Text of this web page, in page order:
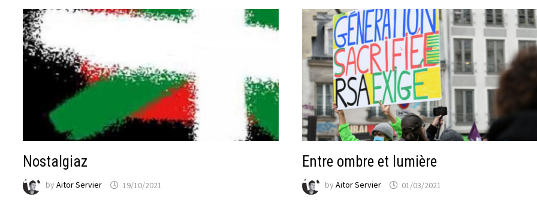
Nostalgiaz
byAitor Servier 19/10/2021
Entre ombre et lumière
by Aitor Servier 01/03/2021